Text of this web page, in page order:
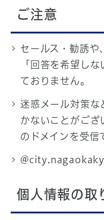
ご注意
セールス・勧誘や
「回答を希望し
ておりません。
迷惑メール対策な
かないことがござ
のドメインを受信
個人情報の取